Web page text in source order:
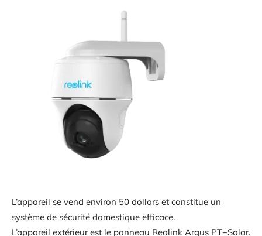
L’appareil se vend environ 50 dollars et constitue un
système de sécurité domestique efficace.
L’appareil extérieur est le panneau Reolink Argus PT+Solar.